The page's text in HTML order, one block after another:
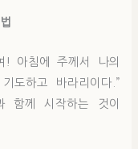
! 아침에 주께서 나의
도하고 바라리이다.”
함께 시작하는 것이